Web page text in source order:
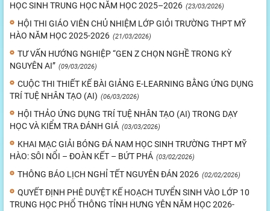
HỌC SINH TRUNG HỌC NĂM HỌC 2025–2026 (23/03/2026)
HỘI THI GIÁO VIÊN CHỦ NHIỆM LỚP GIỎI TRƯỜNG THPT MỸ
HÀO NĂM HỌC 2025-2026 (21/03/2026)
TƯ VẤN HƯỚNG NGHIỆP “GEN Z CHỌN NGHỀ TRONG KỲ
NGUYÊN AI” (09/03/2026)
CUỘC THI THIẾT KẾ BÀI GIẢNG E-LEARNING BẰNG ỨNG DỤNG
TRÍ TUỆ NHÂN TẠO (AI) (06/03/2026)
HỘI THẢO ỨNG DỤNG TRÍ TUỆ NHÂN TẠO (AI) TRONG DẠY
HỌC VÀ KIỂM TRA ĐÁNH GIÁ (03/03/2026)
KHAI MẠC GIẢI BÓNG ĐÁ NAM HỌC SINH TRƯỜNG THPT MỸ
HÀO: SÔI NỔI – ĐOÀN KẾT – BỨT PHÁ (03/02/2026)
THÔNG BÁO LỊCH NGHỈ TẾT NGUYÊN ĐÁN 2026 (02/02/2026)
QUYẾT ĐỊNH PHÊ DUYỆT KẾ HOẠCH TUYỂN SINH VÀO LỚP 10
TRUNG HỌC PHỔ THÔNG TỈNH HƯNG YÊN NĂM HỌC 2026-